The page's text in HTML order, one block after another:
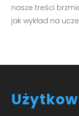
nasze treści
jak wykład na